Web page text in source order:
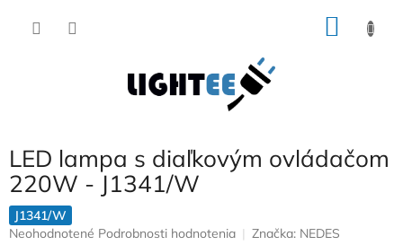
LED lampa s diaľkovým ovládačom
220W - J1341/W
J1341/W
Priemerné
Neohodnotené Podrobnosti hodnotenia Značka: NEDES